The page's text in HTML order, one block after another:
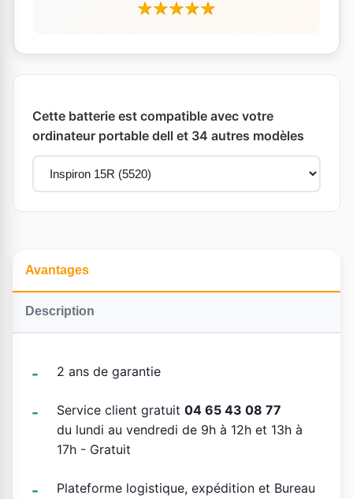
Cette batterie est compatible avec votre
ordinateur portable dell et 34 autres modèles
Avantages
Description
2 ans de garantie
Service client gratuit 04 65 43 08 77
du lundi au vendredi de 9h à 12h et 13h à
17h - Gratuit
Plateforme logistique, expédition et Bureau